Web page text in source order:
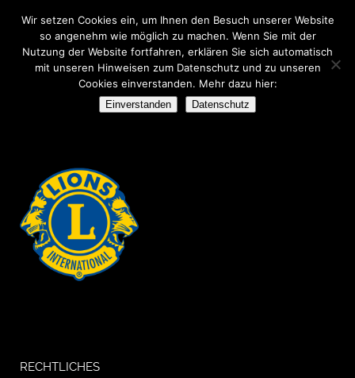
ARCHIVE
No posts were found.
RECHTLICHES
Wir setzen Cookies ein, um Ihnen den Besuch unserer Website
so angenehm wie möglich zu machen. Wenn Sie mit der
Nutzung der Website fortfahren, erklären Sie sich automatisch
mit unseren Hinweisen zum Datenschutz und zu unseren
Cookies einverstanden. Mehr dazu hier:
Einverstanden Datenschutz